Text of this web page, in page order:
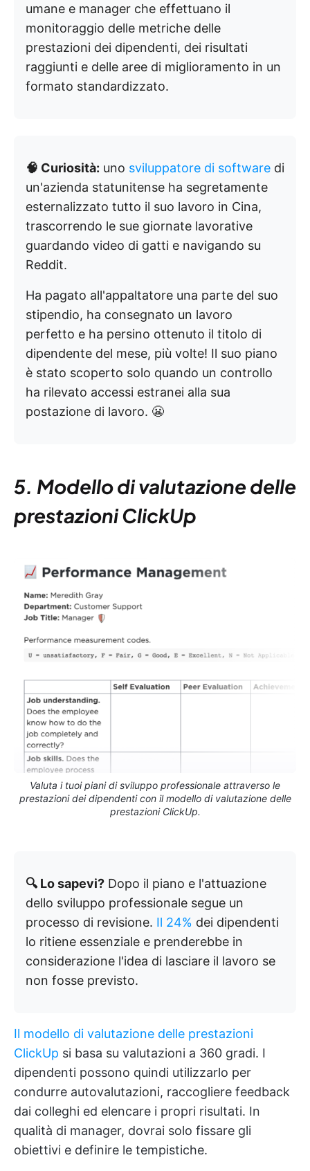
umane e manager che effettuano il
monitoraggio delle metriche delle
prestazioni dei dipendenti, dei risultati
raggiunti e delle aree di miglioramento in un
formato standardizzato.
🧠 Curiosità: uno sviluppatore di software di
un'azienda statunitense ha segretamente
esternalizzato tutto il suo lavoro in Cina,
trascorrendo le sue giornate lavorative
guardando video di gatti e navigando su
Reddit.
Ha pagato all'appaltatore una parte del suo
stipendio, ha consegnato un lavoro
perfetto e ha persino ottenuto il titolo di
dipendente del mese, più volte! Il suo piano
è stato scoperto solo quando un controllo
ha rilevato accessi estranei alla sua
postazione di lavoro. 😬
5. Modello di valutazione delle
prestazioni ClickUp
Valuta i tuoi piani di sviluppo professionale attraverso le
prestazioni dei dipendenti con il modello di valutazione delle
prestazioni ClickUp.
🔍 Lo sapevi? Dopo il piano e l'attuazione
dello sviluppo professionale segue un
processo di revisione. Il 24% dei dipendenti
lo ritiene essenziale e prenderebbe in
considerazione l'idea di lasciare il lavoro se
non fosse previsto.
Il modello di valutazione delle prestazioni
ClickUp si basa su valutazioni a 360 gradi. I
dipendenti possono quindi utilizzarlo per
condurre autovalutazioni, raccogliere feedback
dai colleghi ed elencare i propri risultati. In
qualità di manager, dovrai solo fissare gli
obiettivi e definire le tempistiche.